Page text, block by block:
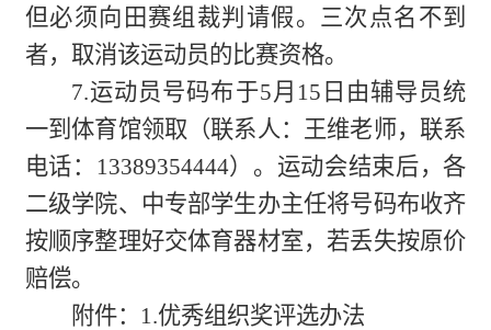
但必须向田赛组裁判请假。三次点名不到
者，取消该运动员的 比赛资格。
7.运动员号码布于5月15日由辅导员统
一到体育馆领取（联系人：王维老师，联系
电话：13389354444）。运动会结束后，各
二级学院、中专部学生办主任将号码布收齐
按顺序整理好交体育器材室，若丢失按原价
赔偿。
附件： 1.优秀组织奖评选办法